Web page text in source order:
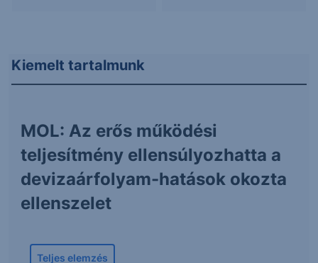
Kiemelt tartalmunk
MOL: Az erős működési
teljesítmény ellensúlyozhatta a
devizaárfolyam-hatások okozta
ellenszelet
Teljes elemzés